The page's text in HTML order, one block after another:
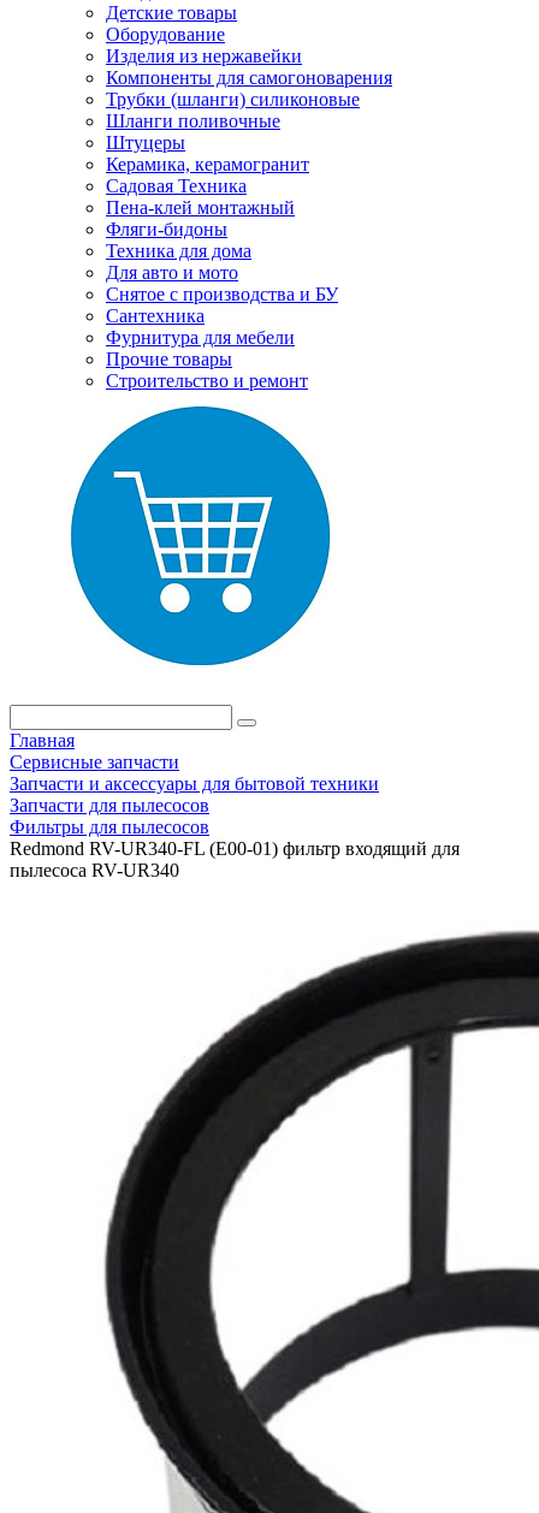
Детские товары
Оборудование
Изделия из нержавейки
Компоненты для самогоноварения
Трубки (шланги) силиконовые
Шланги поливочные
Штуцеры
Керамика, керамогранит
Садовая Техника
Пена-клей монтажный
Фляги-бидоны
Техника для дома
Для авто и мото
Снятое с производства и БУ
Сантехника
Фурнитура для мебели
Прочие товары
Строительство и ремонт
Главная
Сервисные запчасти
Запчасти и аксессуары для бытовой техники
Запчасти для пылесосов
Фильтры для пылесосов
Redmond RV-UR340-FL (E00-01) фильтр входящий для
пылесоса RV-UR340